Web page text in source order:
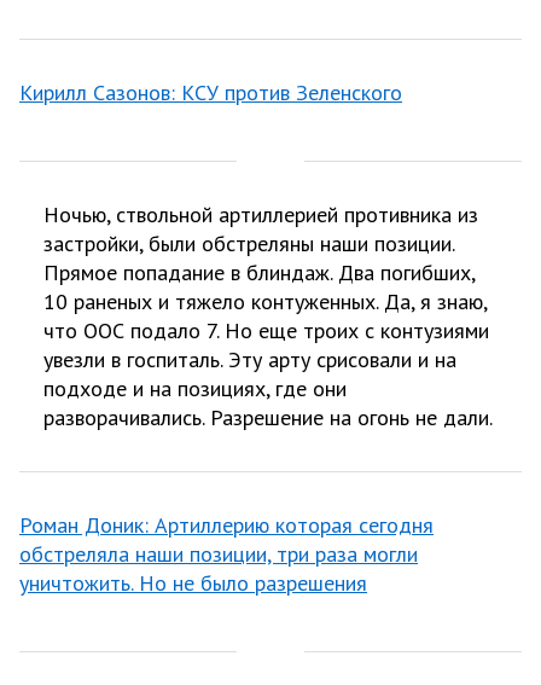
Кирилл Сазонов: КСУ против Зеленского
Ночью, ствольной артиллерией противника из
застройки, были обстреляны наши позиции.
Прямое попадание в блиндаж. Два погибших,
10 раненых и тяжело контуженных. Да, я знаю,
что ООС подало 7. Но еще троих с контузиями
увезли в госпиталь. Эту арту срисовали и на
подходе и на позициях, где они
разворачивались. Разрешение на огонь не дали.
Роман Доник: Артиллерию которая сегодня
обстреляла наши позиции, три раза могли
уничтожить. Но не было разрешения